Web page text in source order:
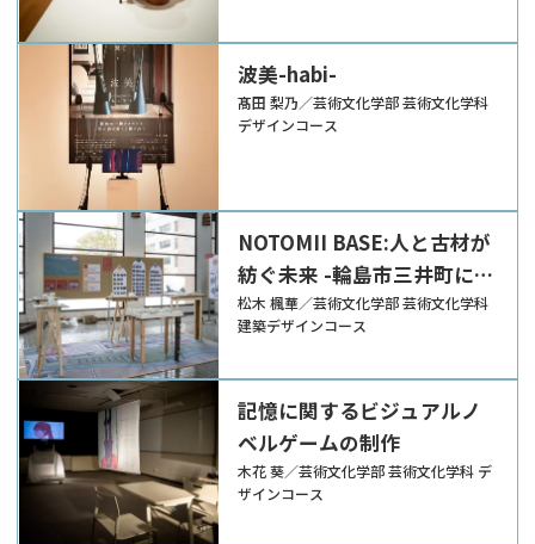
波美-habi-
髙田 梨乃／芸術文化学部 芸術文化学科
デザインコース
NOTOMII BASE:人と古材が
紡ぐ未来 -輪島市三井町にお
ける古材活用拠点の提案-
松木 楓華／芸術文化学部 芸術文化学科
建築デザインコース
記憶に関するビジュアルノ
ベルゲームの制作
木花 葵／芸術文化学部 芸術文化学科 デ
ザインコース